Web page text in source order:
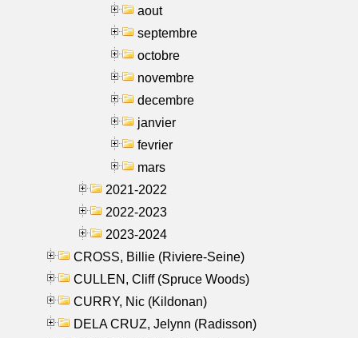
aout
septembre
octobre
novembre
decembre
janvier
fevrier
mars
2021-2022
2022-2023
2023-2024
CROSS, Billie (Riviere-Seine)
CULLEN, Cliff (Spruce Woods)
CURRY, Nic (Kildonan)
DELA CRUZ, Jelynn (Radisson)